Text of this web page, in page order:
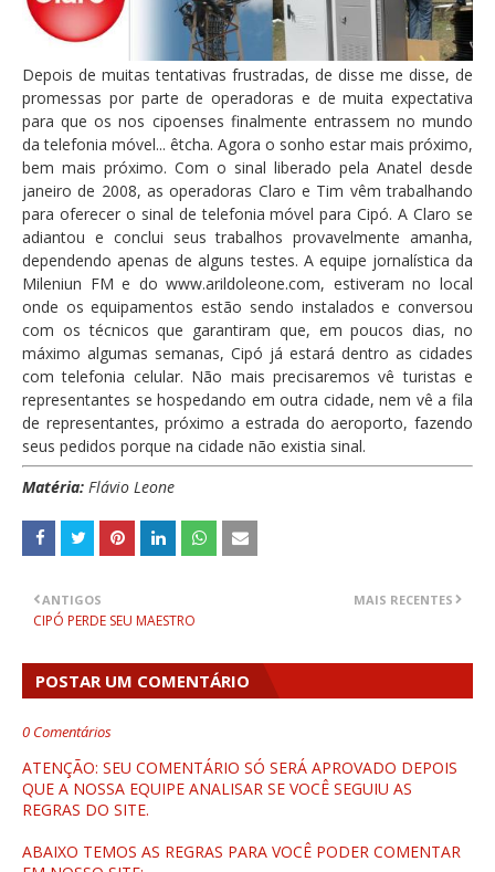
Depois de muitas tentativas frustradas, de disse me disse, de
promessas por parte de operadoras e de muita expectativa
para que os nos cipoenses finalmente entrassem no mundo
da telefonia móvel... êtcha. Agora o sonho estar mais próximo,
bem mais próximo. Com o sinal liberado pela Anatel desde
janeiro de 2008, as operadoras Claro e Tim vêm trabalhando
para oferecer o sinal de telefonia móvel para Cipó. A Claro se
adiantou e conclui seus trabalhos provavelmente amanha,
dependendo apenas de alguns testes. A equipe jornalística da
Mileniun FM e do www.arildoleone.com, estiveram no local
onde os equipamentos estão sendo instalados e conversou
com os técnicos que garantiram que, em poucos dias, no
máximo algumas semanas, Cipó já estará dentro as cidades
com telefonia celular. Não mais precisaremos vê turistas e
representantes se hospedando em outra cidade, nem vê a fila
de representantes, próximo a estrada do aeroporto, fazendo
seus pedidos porque na cidade não existia sinal.
Matéria: Flávio Leone
MAIS RECENTES
ANTIGOS
CIPÓ PERDE SEU MAESTRO
POSTAR UM COMENTÁRIO
0 Comentários
ATENÇÃO: SEU COMENTÁRIO SÓ SERÁ APROVADO DEPOIS
QUE A NOSSA EQUIPE ANALISAR SE VOCÊ SEGUIU AS
REGRAS DO SITE.
ABAIXO TEMOS AS REGRAS PARA VOCÊ PODER COMENTAR